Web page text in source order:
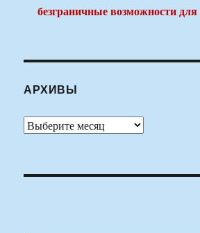
безграничные возможности
АРХИВЫ
Архивы